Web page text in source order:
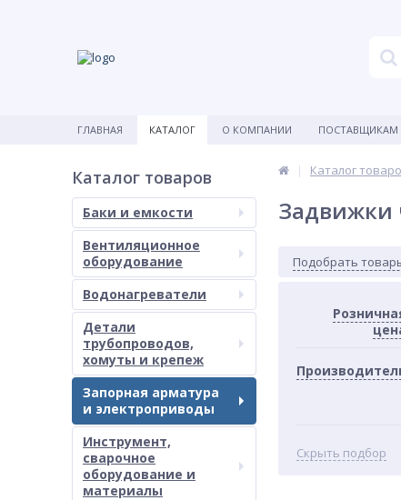
ГЛАВНАЯ КАТАЛОГ О КОМПАНИИ ПОСТАВЩИКАМ
Каталог товаров
Баки и емкости
Вентиляционное
оборудование
Водонагреватели
Детали
трубопроводов,
хомуты и крепеж
Запорная арматура
и электроприводы
Инструмент,
сварочное
оборудование и
материалы
Каталог
Задвижки
Подобрать
Скрыть подбор